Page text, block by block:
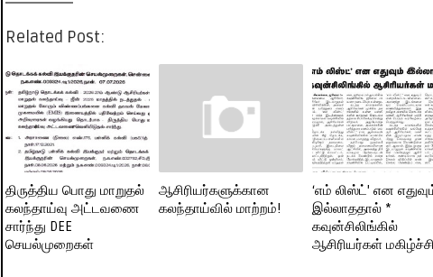
Related Post:
திருத்திய பொது மாறுதல்
கலந்தாய்வு அட்டவணை
சார்ந்து DEE
செயல்முறைகள்
ஆசிரியர்களுக்கான
கலந்தாய்வில் மாற்றம்!
‘எம் லிஸ்ட்' என
இல்லாததால் *
கவுன்சிலிங்கில்
ஆசிரியர்கள்